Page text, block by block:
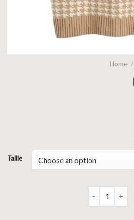
Home /
Taille
pull sans